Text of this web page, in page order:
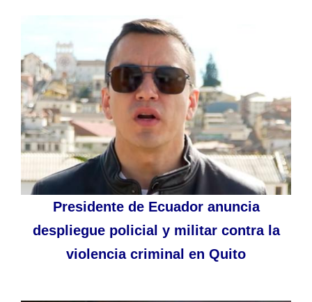
Presidente de Ecuador anuncia
despliegue policial y militar contra la
violencia criminal en Quito